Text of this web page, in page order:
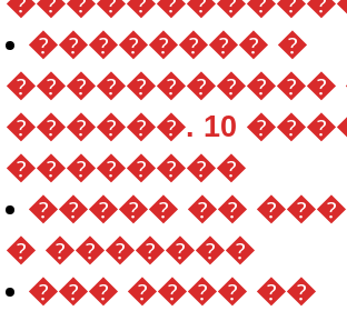
�������� �
�����������
������. 10
��������
����� ��
� �������
��� ���� ��